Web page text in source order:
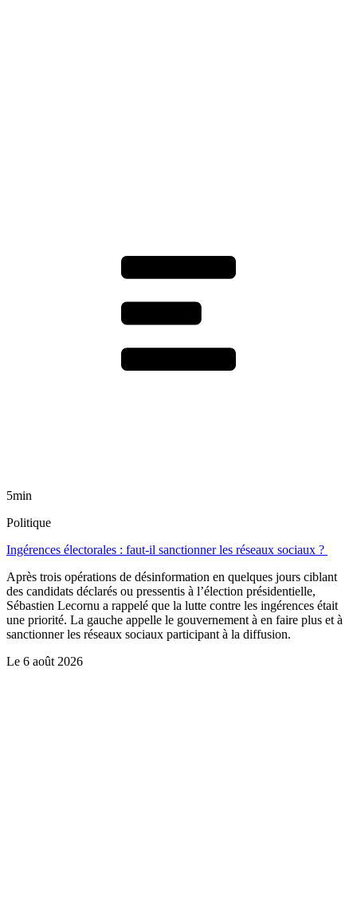
5min
Politique
Ingérences électorales : faut-il sanctionner les réseaux sociaux ?
Après trois opérations de désinformation en quelques jours ciblant
des candidats déclarés ou pressentis à l’élection présidentielle,
Sébastien Lecornu a rappelé que la lutte contre les ingérences était
une priorité. La gauche appelle le gouvernement à en faire plus et à
sanctionner les réseaux sociaux participant à la diffusion.
Le 6 août 2026